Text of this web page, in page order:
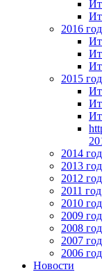
2016 год
2015 год
2014 год
2013 год
2012 год
2011 год
2010 год
2009 год
2008 год
2007 год
2006 год
Новости